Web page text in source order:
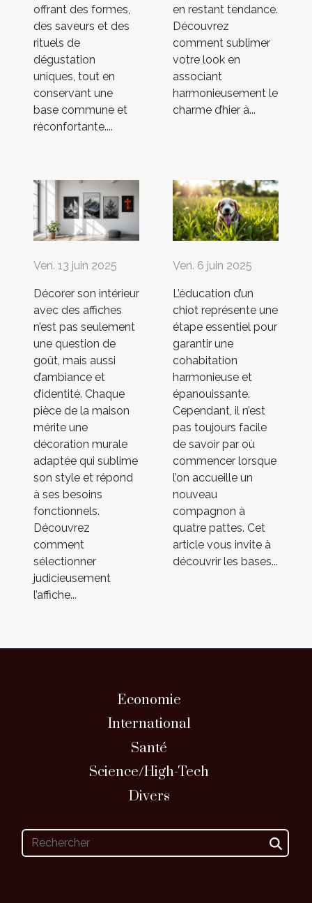
offrant des formes,
des saveurs et des
rituels de
dégustation
uniques, tout en
conservant une
base commune et
réconfortante....
en restant tendance.
Découvrez
comment sublimer
votre look en
associant
harmonieusement le
charme d’hier à...
Ven. 13 juin 2025
Décorer son intérieur
avec des affiches
n’est pas seulement
une question de
goût, mais aussi
d’ambiance et
d’identité. Chaque
pièce de la maison
mérite une
décoration murale
adaptée qui sublime
son style et répond
à ses besoins
fonctionnels.
Découvrez
comment
sélectionner
judicieusement
l’affiche...
Ven. 6 juin 2025
L’éducation d’un
chiot représente une
étape essentiel pour
garantir une
cohabitation
harmonieuse et
épanouissante.
Cependant, il n’est
pas toujours facile
de savoir par où
commencer lorsque
l’on accueille un
nouveau
compagnon à
quatre pattes. Cet
article vous invite à
découvrir les bases...
Economie
International
Santé
Science/High-Tech
Divers